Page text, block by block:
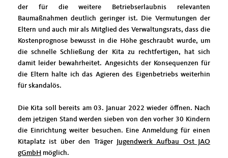
der für die weitere Betriebserlaubnis relevanten
Baumaßnahmen deutlich geringer ist. Die Vermutungen der
Eltern und auch mir als Mitglied des Verwaltungsrats, dass die
Kostenprognose bewusst in die Höhe geschraubt wurde, um
die schnelle Schließung der Kita zu rechtfertigen, hat sich
damit leider bewahrheitet. Angesichts der Konsequenzen für
die Eltern halte ich das Agieren des Eigenbetriebs weiterhin
für skandalös.
Die Kita soll bereits am 03. Januar 2022 wieder öffnen. Nach
dem jetzigen Stand werden sieben von den vorher 30 Kindern
die Einrichtung weiter besuchen. Eine Anmeldung für einen
Kitaplatz ist über den Träger Jugendwerk Aufbau Ost JAO
gGmbH möglich.